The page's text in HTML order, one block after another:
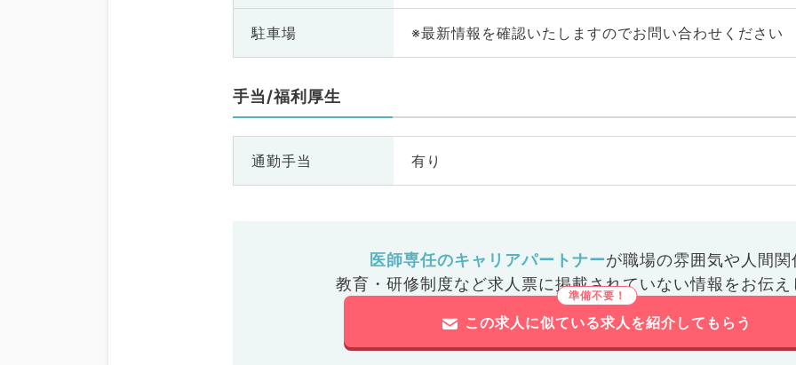
駐車場 ※最新情報を確認いたしますのでお問い合わせください
手当/福利厚生
通勤手当 有り
医師専任のキャリアパートナーが職場の雰囲気や人間関
教育・研修制度など求人票に掲載されていない情報をお伝え
この求人に似ている求人を紹介してもらう